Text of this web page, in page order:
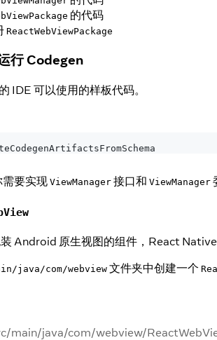
的代码
ReactWebViewPackage
行 Codegen
IDE 可以使用的样板代码。
要实现 ViewManager 接口和 ViewManager
Android 原生视图的组件，React
java/com/webview 文件夹中创建一个
main/java/com/webview/